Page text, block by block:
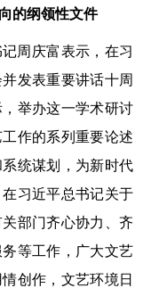
的纲领性文件
周庆富表示，在习
发表重要讲话十周
举办这一学术研讨
作的系列重要论述
统谋划，为新时代
习近平总书记关于
部门齐心协力、齐
等工作，广大文艺
创作，文艺环境日